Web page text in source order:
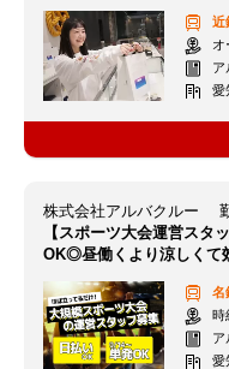
近
オ
ア
愛
株式会社アルバクルー
【スポーツ大会運営スタ
OK◎昼働くより涼しくて
名
時
ア
愛